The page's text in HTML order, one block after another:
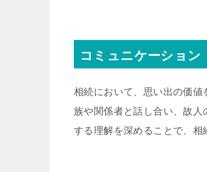
コミュニケーション
相続において、思い出の価
族や関係者と話し合い、故
する理解を深めることで、相